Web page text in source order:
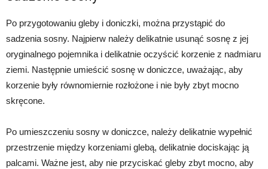
Po przygotowaniu gleby i doniczki, można przystąpić do
sadzenia sosny. Najpierw należy delikatnie usunąć sosnę z jej
oryginalnego pojemnika i delikatnie oczyścić korzenie z nadmiaru
ziemi. Następnie umieścić sosnę w doniczce, uważając, aby
korzenie były równomiernie rozłożone i nie były zbyt mocno
skręcone.
Po umieszczeniu sosny w doniczce, należy delikatnie wypełnić
przestrzenie między korzeniami glebą, delikatnie dociskając ją
palcami. Ważne jest, aby nie przyciskać gleby zbyt mocno, aby